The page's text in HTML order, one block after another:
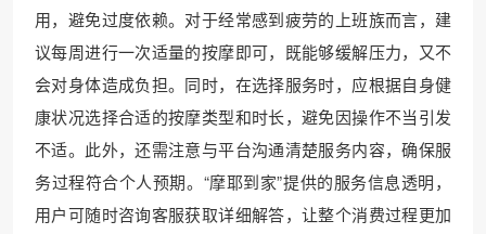
用，避免过度依赖。对于经常感到疲劳的上班族而言，建
议每周进行一次适量的按摩即可，既能够缓解压力，又不
会对身体造成负担。同时，在选择服务时，应根据自身健
康状况选择合适的按摩类型和时长，避免因操作不当引发
不适。此外，还需注意与平台沟通清楚服务内容，确保服
务过程符合个人预期。“摩耶到家”提供的服务信息透明，
用户可随时咨询客服获取详细解答，让整个消费过程更加